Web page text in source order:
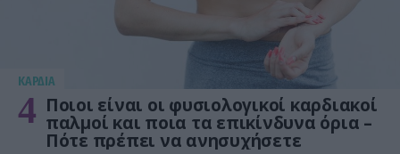
KΑΡΔΙΑ
4 Ποιοι είναι οι φυσιολογικοί καρδιακοί
παλμοί και ποια τα επικίνδυνα όρια –
Πότε πρέπει να ανησυχήσετε